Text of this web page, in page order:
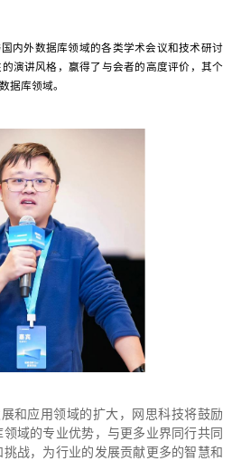
内外数据库领域的各类学术会议和技术研讨
演讲风格，赢得了与会者的高度评价，其个
据库领域。
和应用领域的扩大，网思科技将鼓励
域的专业优势，与更多业界同行共同
战，为行业的发展贡献更多的智慧和